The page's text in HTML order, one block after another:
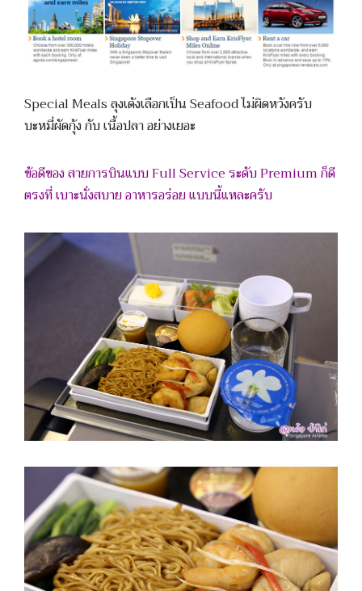
Special Meals ลุงเด้งเลือกเป็น Seafood ไม่ผิดหวังครับ
บะหมี่ผัดกุ้ง กับ เนื้อปลา อย่างเยอะ
ข้อดีของ สายการบินแบบ Full Service ระดับ Premium ก็ดี
ตรงที่ เบาะนั่งสบาย อาหารอร่อย แบบนี้แหละครับ